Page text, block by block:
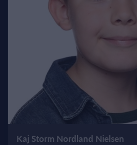
Kaj Storm Nordland Nielsen